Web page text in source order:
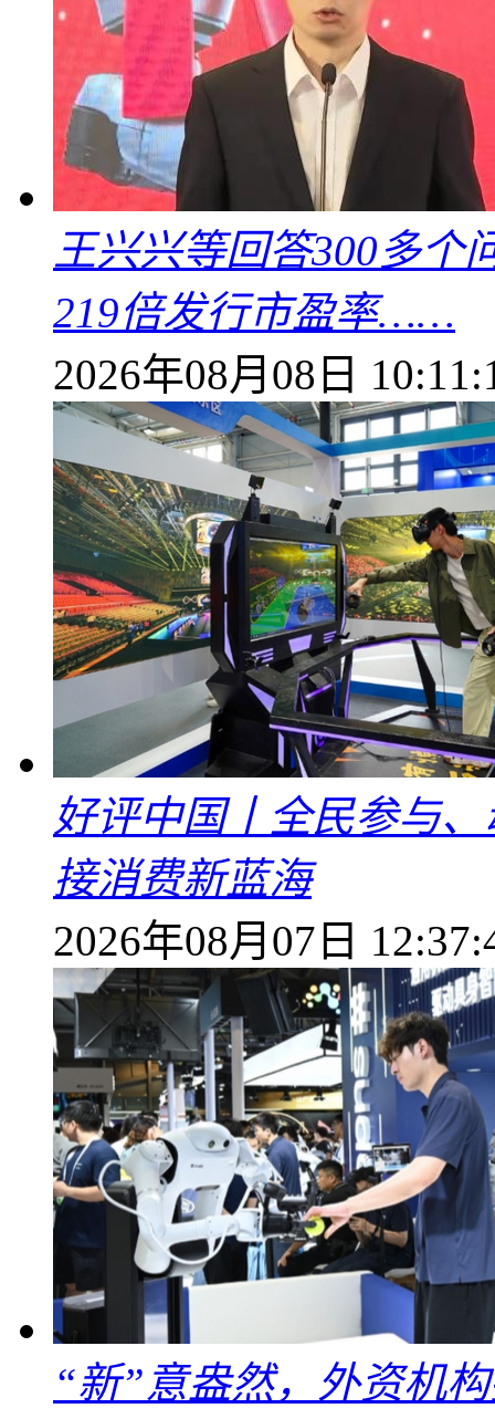
王兴兴等回答300多个
219倍发行市盈率……
2026年08月08日
好评中国丨全民参与
接消费新蓝海
2026年08月07日
“新”意盎然，外资机